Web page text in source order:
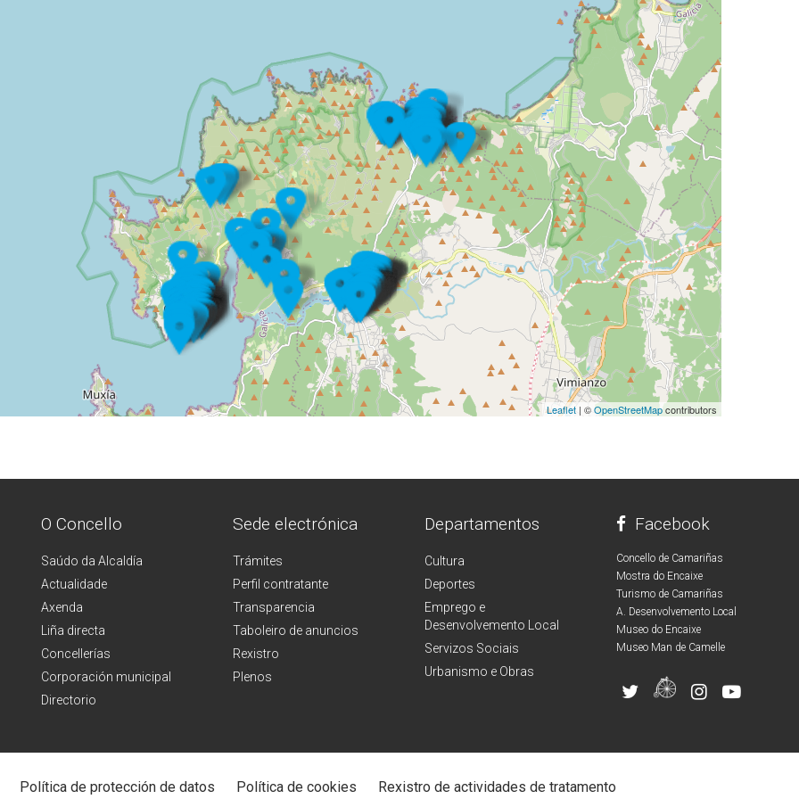
Leaflet | ©OpenStreetMapcontributors
O Concello
Saúdo da Alcaldía
Actualidade
Axenda
Liña directa
Concellerías
Corporación municipal
Directorio
Sede electrónica
Trámites
Perfil contratante
Transparencia
Taboleiro de anuncios
Rexistro
Plenos
Departamentos
Cultura
Deportes
Emprego e
Desenvolvemento Local
Servizos Sociais
Urbanismo e Obras
Facebook
Concello de Camariñas
Mostra do Encaixe
Turismo de Camariñas
A. Desenvolvemento Local
Museo do Encaixe
Museo Man de Camelle
Política de protección de datos Política de cookies Rexistro de actividades de tratamento